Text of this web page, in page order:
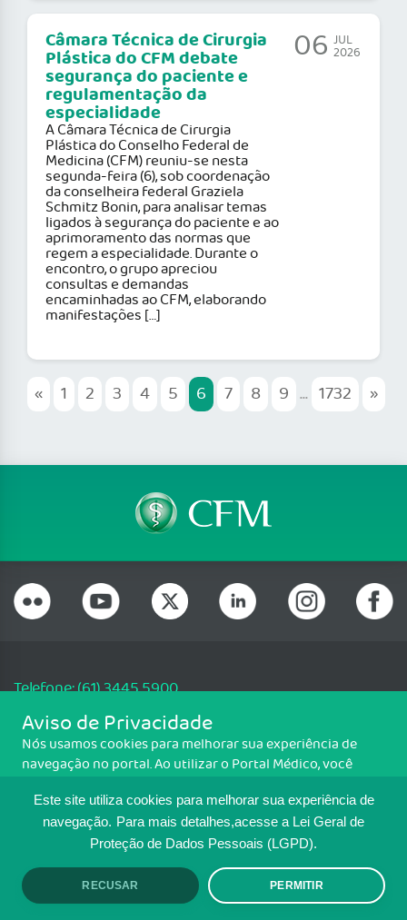
Este site utiliza cookies para melhorar sua experiência de
navegação. Para mais detalhes,acesse a Lei Geral de
Proteção de Dados Pessoais (LGPD).
RECUSAR PERMITIR
Câmara Técnica de Cirurgia
Plástica do CFM debate
segurança do paciente e
regulamentação da
especialidade
A Câmara Técnica de Cirurgia
Plástica do Conselho Federal de
Medicina (CFM) reuniu-se nesta
segunda-feira (6), sob coordenação
da conselheira federal Graziela
Schmitz Bonin, para analisar temas
ligados à segurança do paciente e ao
aprimoramento das normas que
regem a especialidade. Durante o
encontro, o grupo apreciou
consultas e demandas
encaminhadas ao CFM, elaborando
manifestações […]
06 JUL
2026
« 1 2 3 4 5 6 7 8 9 ... 1732 »
Telefone: (61) 3445 5900
Email: cfm@portalmedico.org.br
SGAS 616, Conjunto D, Lote 115, L2 Sul, Brasília/DF - CEP: 70200-760 -
CNPJ: 33.583.550/0001-30
MAPA DO SITE
TRANSPARÊNCIA E PRESTAÇÃO DE
CONTAS
Aviso de Privacidade
Nós usamos cookies para melhorar sua experiência de
navegação no portal. Ao utilizar o Portal Médico, você
Para ter mais informações sobre como isso é feito, acesse
Política de cookies. Se você concorda, clique em ACEITO.
ACEITO